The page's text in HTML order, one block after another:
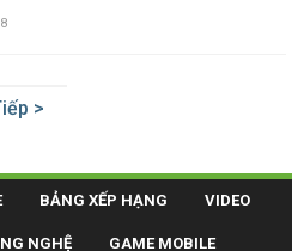
>
BẢNG XẾP HẠNG VIDEO
NGHỆ GAME MOBILE